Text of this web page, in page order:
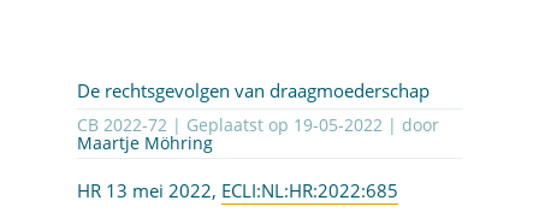
De rechtsgevolgen van draagmoederschap
CB 2022-72 | Geplaatst op 19-05-2022| door
Maartje Möhring
HR 13 mei 2022, ECLI:NL:HR:2022:685